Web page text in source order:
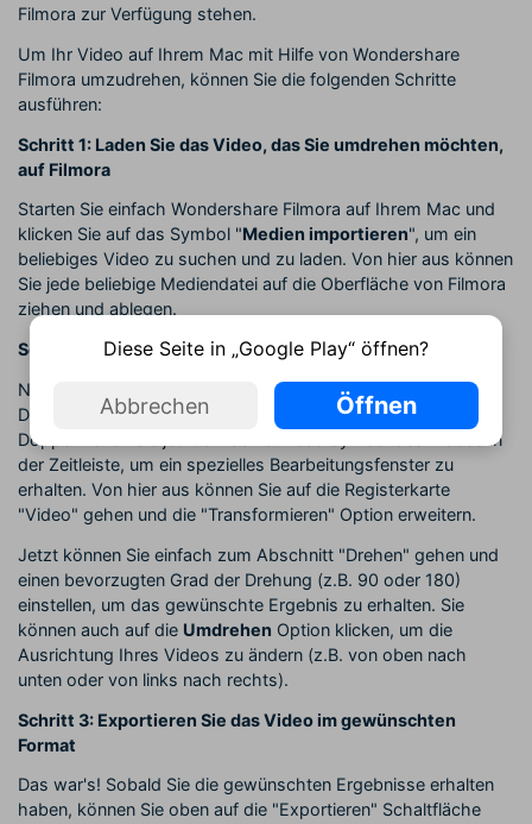
Filmora zur Verfügung stehen.
Um Ihr Video auf Ihrem Mac mit Hilfe von Wondershare
Filmora umzudrehen, können Sie die folgenden Schritte
ausführen:
Schritt 1: Laden Sie das Video, das Sie umdrehen möchten,
auf Filmora
Starten Sie einfach Wondershare Filmora auf Ihrem Mac und
klicken Sie auf das Symbol "Medien importieren", um ein
beliebiges Video zu suchen und zu laden. Von hier aus können
Sie jede beliebige Mediendatei auf die Oberfläche von Filmora
ziehen und ablegen.
Schritt 2: Drehen oder spiegeln Sie das Video auf Filmora
Nachdem Sie das Video geladen haben, können Sie es per
Drag & Drop in die Zeitleiste am unteren Rand ziehen.
Doppelklicken Sie jetzt einfach auf das Symbol des Videos in
der Zeitleiste, um ein spezielles Bearbeitungsfenster zu
erhalten. Von hier aus können Sie auf die Registerkarte
"Video" gehen und die "Transformieren" Option erweitern.
Jetzt können Sie einfach zum Abschnitt "Drehen" gehen und
einen bevorzugten Grad der Drehung (z.B. 90 oder 180)
einstellen, um das gewünschte Ergebnis zu erhalten. Sie
können auch auf die Umdrehen Option klicken, um die
Ausrichtung Ihres Videos zu ändern (z.B. von oben nach
unten oder von links nach rechts).
Schritt 3: Exportieren Sie das Video im gewünschten
Format
Das war's! Sobald Sie die gewünschten Ergebnisse erhalten
haben, können Sie oben auf die "Exportieren" Schaltfläche
Diese Seite in „Google Play“ öffnen?
Abbrechen Öffnen